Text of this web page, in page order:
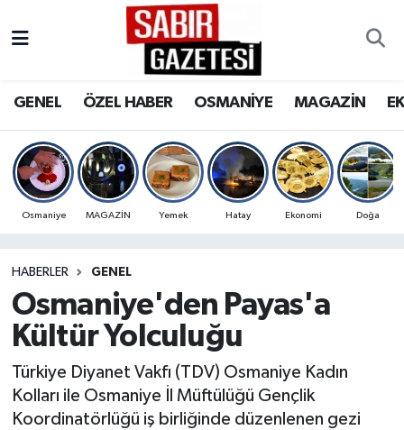
GENEL ÖZEL HABER OSMANİYE MAGAZİN
Osmaniye MAGAZİN Yemek Hatay Ekonomi Doğa
HABERLER GENEL
Osmaniye'den Payas'a
Kültür Yolculuğu
Türkiye Diyanet Vakfı (TDV) Osmaniye Kadın
Kolları ile Osmaniye İl Müftülüğü Gençlik
Koordinatörlüğü iş birliğinde düzenlenen gezi
OSMANİYE
MAGAZİN
SPOR
RESMİ İLANLAR
Osmaniye Nöbetçi Eczaneler
Osmaniye Trafik Yoğunluk Haritası
Süper Lig Puan Durumu ve Fikstür
Son Dakika Haberleri
Haber Arşivi